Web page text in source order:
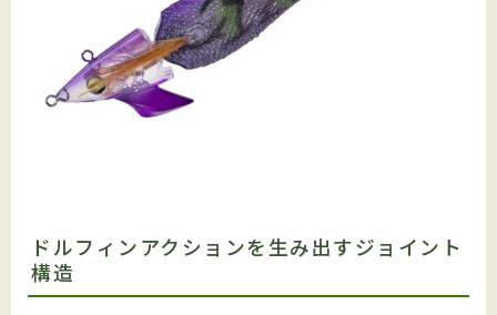
ドルフィンアクションを生み出すジョイント
構造